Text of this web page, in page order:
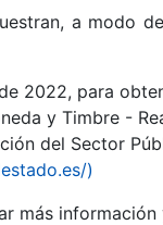
a modo
2022, para
y Timbre -
del Sector
)
más